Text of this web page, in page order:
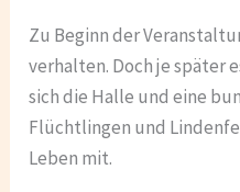
Zu Beginn der
verhalten. Doch je später
sich die Halle und eine
Flüchtlingen und
Leben mit.